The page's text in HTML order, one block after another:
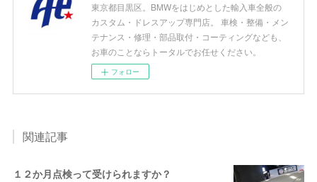
東京都目黒区。BMWをはじめとした輸入車全般の
カスタム・ドレスアップ専門店。 車検・整備・メン
テナンス・修理・部品取付・コーティングなども、
お車のことならトータルでお任せください。
フォロー
関連記事
１２か月点検って受けられますか？